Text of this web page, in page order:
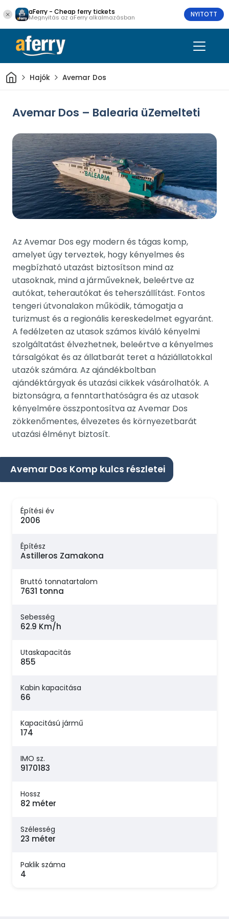
aFerry - Cheap ferry tickets
Megnyitás az aFerry alkalmazásban NYITOTT
Otthon
Hajók Avemar Dos
Avemar Dos – Balearia üZemelteti
Az Avemar Dos egy modern és tágas komp,
amelyet úgy terveztek, hogy kényelmes és
megbízható utazást biztosítson mind az
utasoknak, mind a járműveknek, beleértve az
autókat, teherautókat és teherszállítást. Fontos
tengeri útvonalakon működik, támogatja a
turizmust és a regionális kereskedelmet egyaránt.
A fedélzeten az utasok számos kiváló kényelmi
szolgáltatást élvezhetnek, beleértve a kényelmes
társalgókat és az állatbarát teret a háziállatokkal
utazók számára. Az ajándékboltban
ajándéktárgyak és utazási cikkek vásárolhatók. A
biztonságra, a fenntarthatóságra és az utasok
kényelmére összpontosítva az Avemar Dos
zökkenőmentes, élvezetes és környezetbarát
utazási élményt biztosít.
Avemar Dos Komp kulcs részletei
Építési év
2006
Építész
Astilleros Zamakona
Bruttó tonnatartalom
7631 tonna
Sebesség
62.9 Km/h
Utaskapacitás
855
Kabin kapacitása
66
Kapacitású jármű
174
IMO sz.
9170183
Hossz
82 méter
Szélesség
23 méter
Paklik száma
4